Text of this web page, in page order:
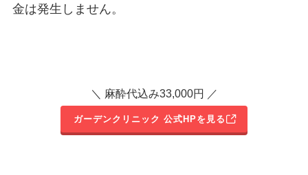
金は発生しません。
＼ 麻酔代込み33,000円 ／
ガーデンクリニック 公式HPを見る